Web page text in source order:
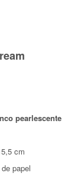
pearlescente
cm
papel